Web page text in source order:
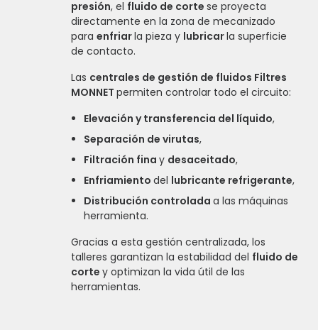
presión, el fluido de cortese proyecta
directamente en la zona de mecanizado
paraenfriarla pieza y lubricarla superficie
de contacto.
Las centrales de gestión de fluidos Filtres
MONNETpermiten controlar todo el circuito:
Elevación y transferencia del líquido,
Separación de virutas,
Filtración finay desaceitado,
Enfriamientodel lubricante refrigerante,
Distribución controladaa las máquinas
herramienta.
Gracias a esta gestión centralizada, los
talleres garantizan la estabilidad del fluido de
cortey optimizan la vida útil de las
herramientas.